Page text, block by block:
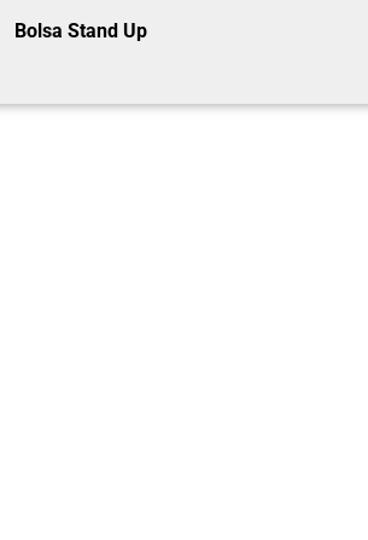
Bolsa Stand Up